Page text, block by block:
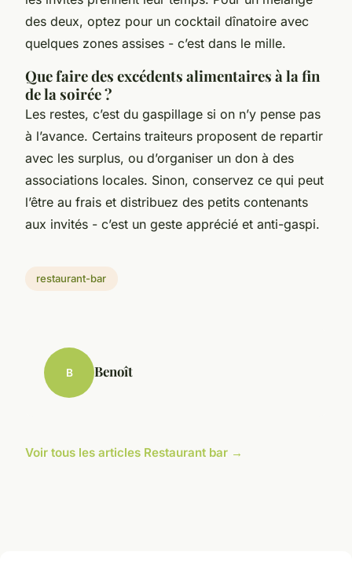
des deux, optez pour un cocktail dînatoire avec
quelques zones assises - c’est dans le mille.
Que faire des excédents alimentaires à la fin
de la soirée ?
Les restes, c’est du gaspillage si on n’y pense pas
à l’avance. Certains traiteurs proposent de repartir
avec les surplus, ou d’organiser un don à des
associations locales. Sinon, conservez ce qui peut
l’être au frais et distribuez des petits contenants
aux invités - c’est un geste apprécié et anti-gaspi.
restaurant-bar
B Benoît
Voir tous les articles Restaurant bar →